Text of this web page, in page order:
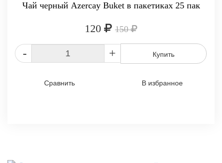
Чай черный Azercay Buket в пакетиках 25 пак
120 150
- + Купить
Сравнить В избранное